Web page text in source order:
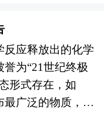
方回复投资者尽
协助分析公司的
定卖方与潜在投
投资者的谈判并
议中的商业条款
、项目管理、融
业园区所具有的
方向，形成产业园
经济增长的重要
产业园区建设，
更是加快新型工
，电网消纳压力
业治理与规范。
部、国家能源局
伏等行业低价无
治理手段包括强
反应释放出的化学
为“21世纪终极
形式存在，如
最广泛的物质，构